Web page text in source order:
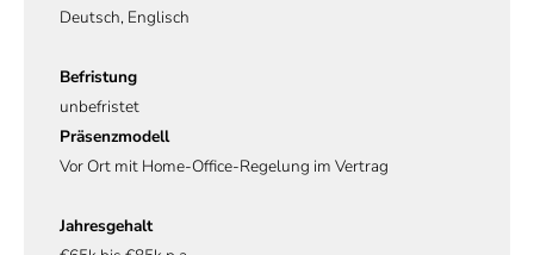
Deutsch, Englisch
Befristung
unbefristet
Präsenzmodell
Vor Ort mit Home-Office-Regelung im Vertrag
Jahresgehalt